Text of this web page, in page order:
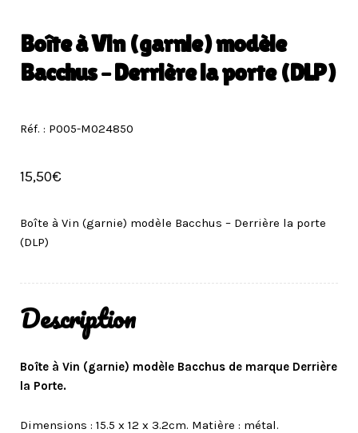
Boîte à Vin (garnie) modèle
Bacchus – Derrière la porte (DLP)
Réf. : P005-M024850
15,50€
Boîte à Vin (garnie) modèle Bacchus – Derrière la porte
(DLP)
Description
Boîte à Vin (garnie) modèle Bacchus de marque Derrière
la Porte.
Dimensions : 15.5 x 12 x 3.2cm. Matière : métal.